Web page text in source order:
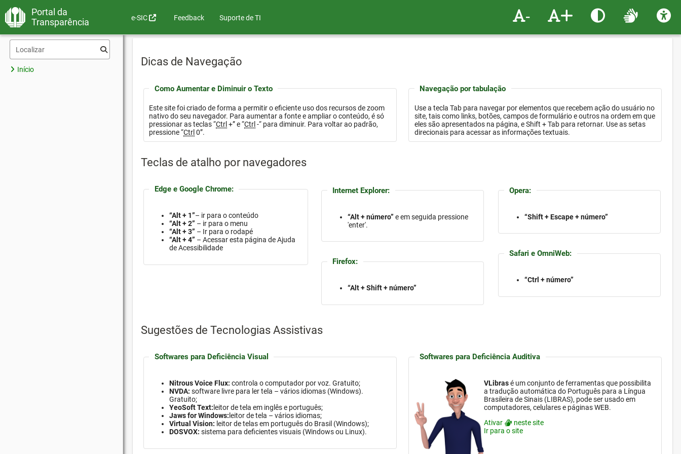
Portal da
Transparência
e-SIC - +
Feedback Suporte de TI
Início
Dicas de Navegação
Como Aumentar e Diminuir o Texto
Este site foi criado de forma a permitir o eficiente uso dos recursos de zoom
nativo do seu navegador. Para aumentar a fonte e ampliar o conteúdo, é só
pressionar as teclas “Ctrl +” e “Ctrl-“ para diminuir. Para voltar ao padrão,
pressione “Ctrl0”.
Navegação por tabulação
Use a tecla Tab para navegar por elementos que recebem ação do usuário no
site, tais como links, botões, campos de formulário e outros na ordem em que
eles são apresentados na página, e Shift + Tab para retornar. Use as setas
direcionais para acessar as informações textuais.
Teclas de atalho por navegadores
Edge e Google Chrome:
“Alt + 1”– ir para o conteúdo
“Alt + 2” – ir para o menu
“Alt + 3” – Ir para o rodapé
“Alt + 4” – Acessar esta página de Ajuda
de Acessibilidade
Internet Explorer:
“Alt + número” e em seguida pressione
'enter'.
Firefox:
“Alt + Shift + número”
Opera:
“Shift + Escape + número”
Safari e OmniWeb:
“Ctrl + número”
Sugestões de Tecnologias Assistivas
Softwares para Deficiência Visual
Nitrous Voice Flux: controla o computador por voz. Gratuito;
NVDA: software livre para ler tela – vários idiomas (Windows).
Gratuito;
YeoSoft Text: leitor de tela em inglês e português;
Jaws for Windows: leitor de tela – vários idiomas;
Virtual Vision: leitor de telas em português do Brasil (Windows);
DOSVOX: sistema para deficientes visuais (Windowsou Linux).
Softwares para Deficiência Auditiva
VLibrasé um conjunto de ferramentas que possibilita
a tradução automática do Português para a Língua
Brasileira de Sinais (LIBRAS), pode ser usado em
computadores, celulares e páginas WEB.
Ativar
neste site
Ir para o site